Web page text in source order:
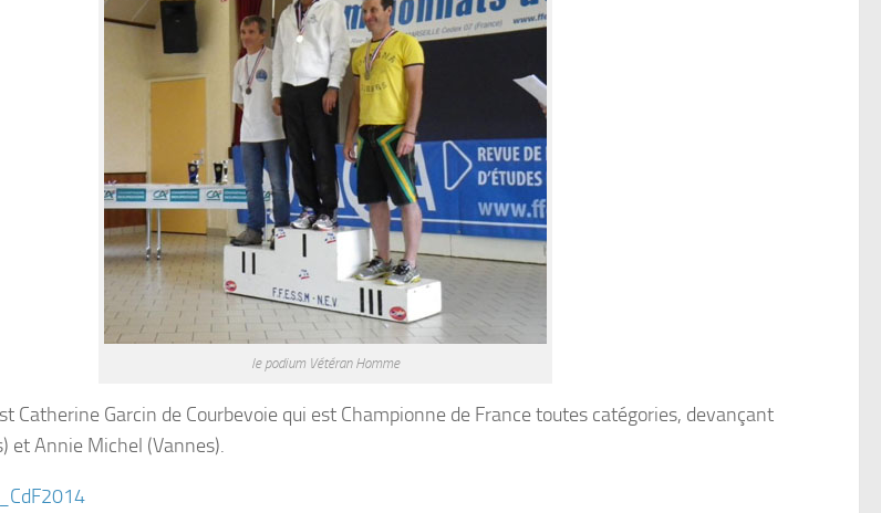
le podium Vétéran Homme
Catherine Garcin de Courbevoie qui est Championne de France toutes catégories, devançant
et Annie Michel (Vannes).